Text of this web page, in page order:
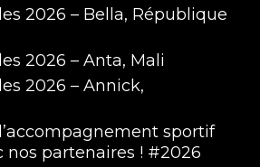
2026 – Bella, République
2026 – Anta, Mali
2026 – Annick,
sportif
nos partenaires ! #2026